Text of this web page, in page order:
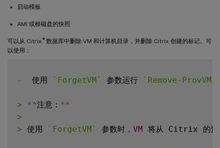
启动模板
AMI 或根磁盘的快照
可以从 Citrix ®数据库中删除 VM 和计算机目录，并删除 Citrix 创建的标记。可
以使用：
-
  使用
` ForgetVM` 参数运行 ` Remove-ProvVM
> **注意： **
>
> 使用 ` ForgetVM` 参数时， VM 将从 Citrix 的预